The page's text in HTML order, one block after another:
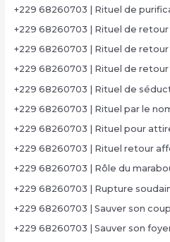
+229 68260703 | Rituel de
+229 68260703 | Rituel de
+229 68260703 | Rituel de
+229 68260703 | Rituel de
+229 68260703 | Rituel de
+229 68260703 | Rituel par le
+229 68260703 | Rituel pour
+229 68260703 | Rituel retour
+229 68260703 | Rôle du
+229 68260703 | Rupture
+229 68260703 | Sauver son
+229 68260703 | Sauver son